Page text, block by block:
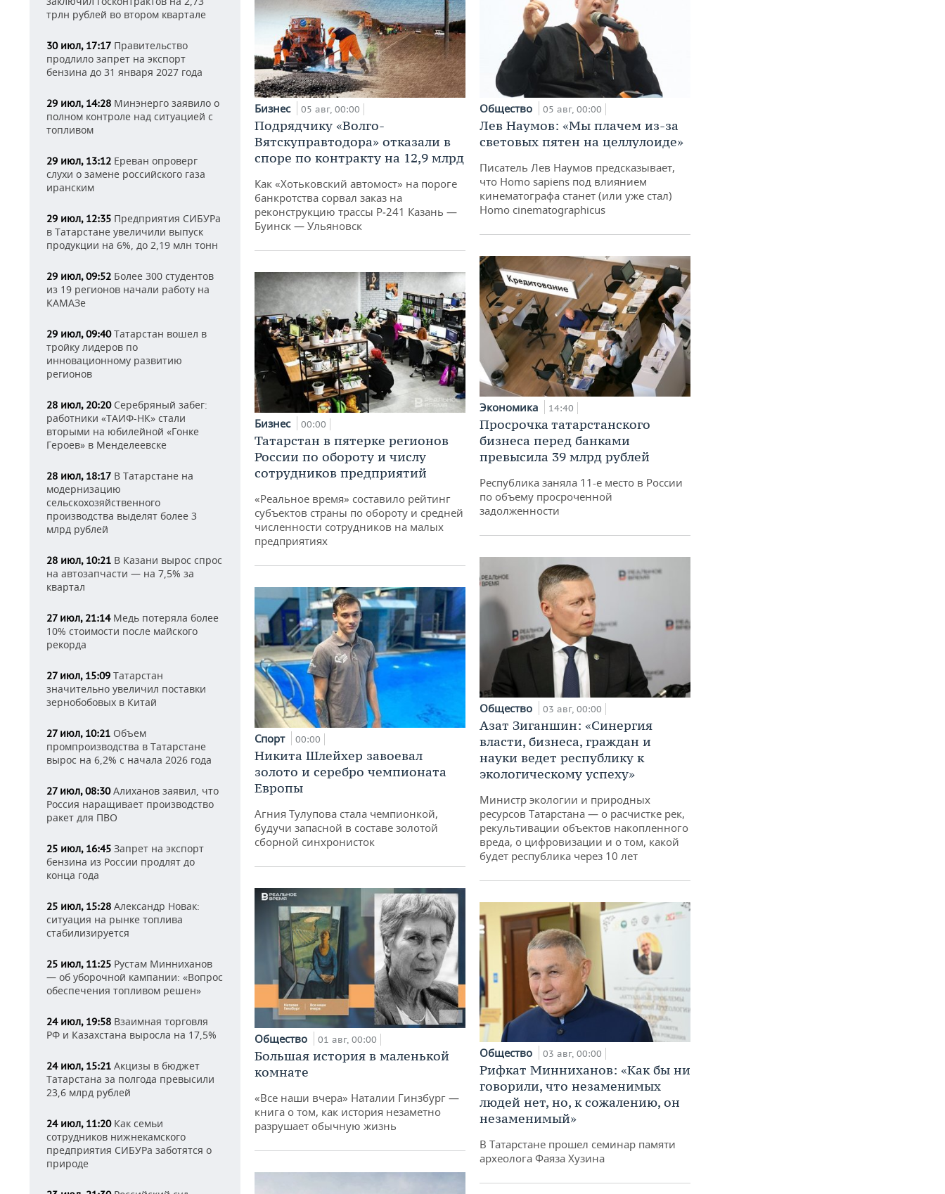
трлн рублей во втором квартале
30 июл, 17:17 Правительство
продлило запрет на экспорт
бензина до 31 января 2027 года
29 июл, 14:28 Минэнерго заявило о
полном контроле над ситуацией с
топливом
29 июл, 13:12 Ереван опроверг
слухи о замене российского газа
иранским
29 июл, 12:35 Предприятия СИБУРа
в Татарстане увеличили выпуск
продукции на 6%, до 2,19 млн тонн
29 июл, 09:52 Более 300 студентов
из 19 регионов начали работу на
КАМАЗе
29 июл, 09:40Татарстан вошел в
тройку лидеров по
инновационному развитию
регионов
28 июл, 20:20Серебряный забег:
работники «ТАИФ-НК» стали
вторыми на юбилейной «Гонке
Героев» в Менделеевске
28 июл, 18:17 В Татарстане на
модернизацию
сельскохозяйственного
производства выделят более 3
млрд рублей
28 июл, 10:21 В Казани вырос спрос
на автозапчасти — на 7,5% за
квартал
27 июл, 21:14Медь потеряла более
10% стоимости после майского
рекорда
27 июл, 15:09 Татарстан
значительно увеличил поставки
зернобобовых в Китай
27 июл, 10:21 Объем
промпроизводства в Татарстане
вырос на 6,2% с начала 2026 года
27 июл, 08:30Алиханов заявил, что
Россия наращивает производство
ракет для ПВО
25 июл, 16:45 Запрет на экспорт
бензина из России продлят до
конца года
25 июл, 15:28 Александр Новак:
ситуация на рынке топлива
стабилизируется
25 июл, 11:25 Рустам Минниханов
— об уборочной кампании: «Вопрос
обеспечения топливом решен»
24 июл, 19:58 Взаимная торговля
РФ и Казахстана выросла на 17,5%
24 июл, 15:21 Акцизы в бюджет
Татарстана за полгода превысили
23,6 млрд рублей
24 июл, 11:20Как семьи
сотрудников нижнекамского
предприятия СИБУРа заботятся о
природе
Бизнес 05 авг, 00:00
Подрядчику «Волго-
Вятскуправтодора» отказали в
споре по контракту на 12,9 млрд
Как «Хотьковский автомост» на пороге
банкротства сорвал заказ на
реконструкцию трассы Р‑241 Казань —
Буинск — Ульяновск
Бизнес 00:00
Татарстан в пятерке регионов
России по обороту и числу
сотрудников предприятий
«Реальное время» составило рейтинг
субъектов страны по обороту и средней
численности сотрудников на малых
предприятиях
Спорт 00:00
Никита Шлейхер завоевал
золото и серебро чемпионата
Европы
Агния Тулупова стала чемпионкой,
будучи запасной в составе золотой
сборной синхронисток
Общество 01 авг, 00:00
Большая история в маленькой
комнате
«Все наши вчера» Наталии Гинзбург —
книга о том, как история незаметно
разрушает обычную жизнь
Общество 05 авг, 00:00
Лев Наумов: «Мы плачем из-за
световых пятен на целлулоиде»
Писатель Лев Наумов предсказывает,
что Homo sapiens под влиянием
кинематографа станет (или уже стал)
Homo cinematographicus
Экономика 14:40
Просрочка татарстанского
бизнеса перед банками
превысила 39 млрд рублей
Республика заняла 11-е место в России
по объему просроченной
задолженности
Общество 03 авг, 00:00
Азат Зиганшин: «Синергия
власти, бизнеса, граждан и
науки ведет республику к
экологическому успеху»
Министр экологии и природных
ресурсов Татарстана — о расчистке рек,
рекультивации объектов накопленного
вреда, о цифровизации и о том, какой
будет республика через 10 лет
Общество 03 авг, 00:00
Рифкат Минниханов: «Как бы ни
говорили, что незаменимых
людей нет, но, к сожалению, он
незаменимый»
В Татарстане прошел семинар памяти
археолога Фаяза Хузина